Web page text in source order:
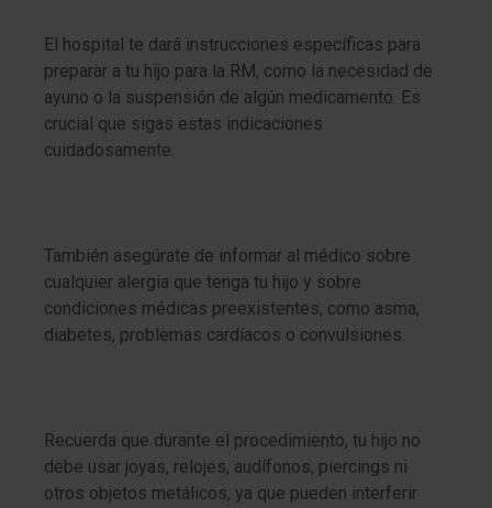
El hospital te dará instrucciones específicas para
preparar a tu hijo para la RM, como la necesidad de
ayuno o la suspensión de algún medicamento. Es
crucial que sigas estas indicaciones
cuidadosamente.
También asegúrate de informar al médico sobre
cualquier alergia que tenga tu hijo y sobre
condiciones médicas preexistentes, como asma,
diabetes, problemas cardíacos o convulsiones.
Recuerda que durante el procedimiento, tu hijo no
debe usar joyas, relojes, audífonos, piercings ni
otros objetos metálicos, ya que pueden interferir